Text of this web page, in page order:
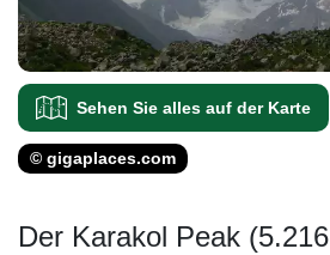
Sehen Sie alles auf der Karte
© gigaplaces.com
Der Karakol Peak